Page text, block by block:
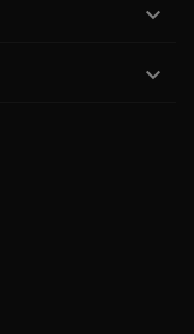

